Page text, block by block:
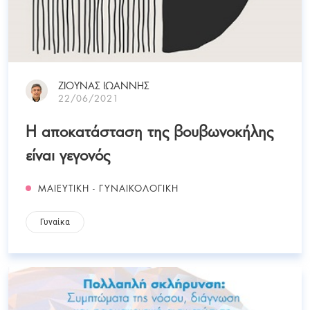
ΖΙΟΥΝΑΣ ΙΩΑΝΝΗΣ
22/06/2021
Η αποκατάσταση της βουβωνοκήλης
είναι γεγονός
ΜΑΙΕΥΤΙΚΗ - ΓΥΝΑΙΚΟΛΟΓΙΚΗ
Γυναίκα